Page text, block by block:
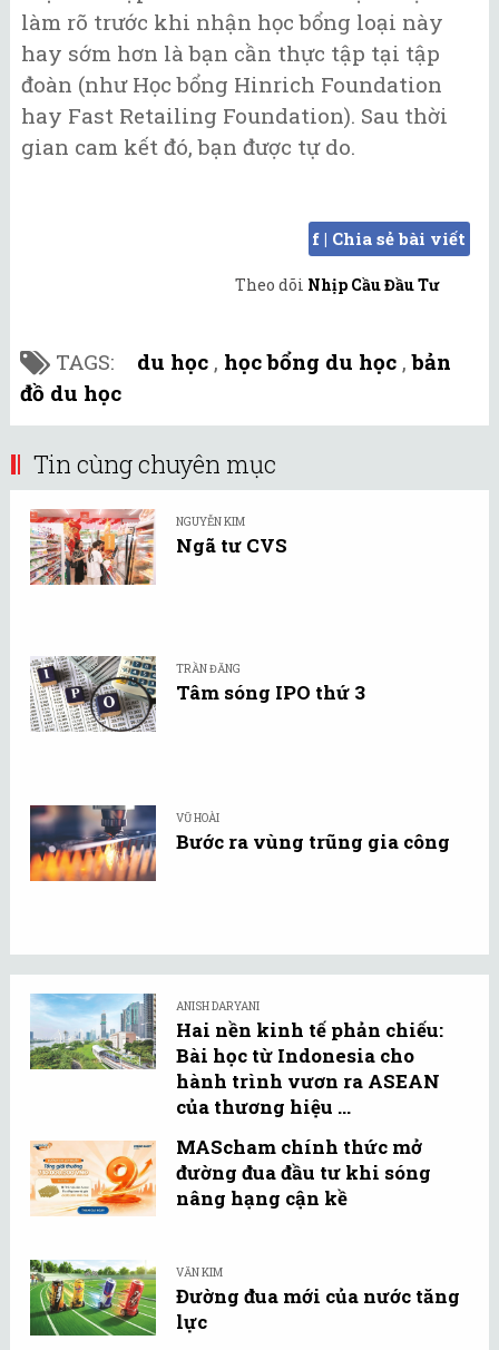
làm rõ trước khi nhận học bổng loại này
hay sớm hơn là bạn cần thực tập tại tập
đoàn (như Học bổng Hinrich Foundation
hay Fast Retailing Foundation). Sau thời
gian cam kết đó, bạn được tự do.
f | Chia sẻ bài viết
Theo dõi Nhịp Cầu Đầu Tư
TAGS: du học , học bổng du học ,bản
đồ du học
Tin cùng chuyên mục
NGUYỄN KIM
Ngã tư CVS
TRẦN ĐĂNG
Tâm sóng IPO thứ 3
VŨ HOÀI
Bước ra vùng trũng gia công
ANISH DARYANI
Hai nền kinh tế phản chiếu:
Bài học từ Indonesia cho
hành trình vươn ra ASEAN
của thương hiệu ...
MAScham chính thức mở
đường đua đầu tư khi sóng
nâng hạng cận kề
VĂN KIM
Đường đua mới của nước tăng
lực